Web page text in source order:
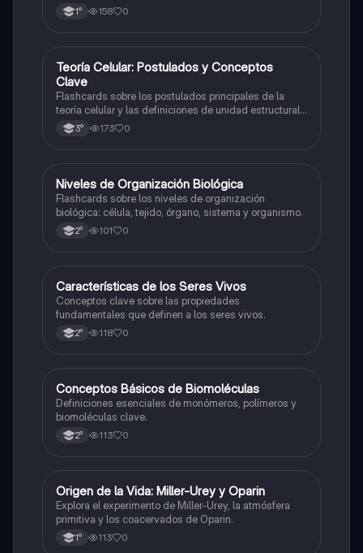
1° 158 0
TBiología
Teoría Celular: Postulados y Conceptos
Clave
Flashcards sobre los postulados principales de la
teoría celular y las definiciones de unidad estructural
y funcional.
3° 173 0
NBiología
Niveles de Organización Biológica
Flashcards sobre los niveles de organización
biológica: célula, tejido, órgano, sistema y organismo.
2° 101 0
CBiología
Características de los Seres Vivos
Conceptos clave sobre las propiedades
fundamentales que definen a los seres vivos.
2° 118 0
CBiología
Conceptos Básicos de Biomoléculas
Definiciones esenciales de monómeros, polímeros y
biomoléculas clave.
2° 113 0
OBiología
Origen de la Vida: Miller-Urey y Oparin
Explora el experimento de Miller-Urey, la atmósfera
primitiva y los coacervados de Oparin.
1° 113 0